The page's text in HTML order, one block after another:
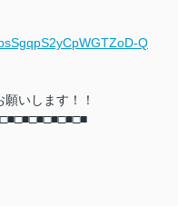
Q
いします！！